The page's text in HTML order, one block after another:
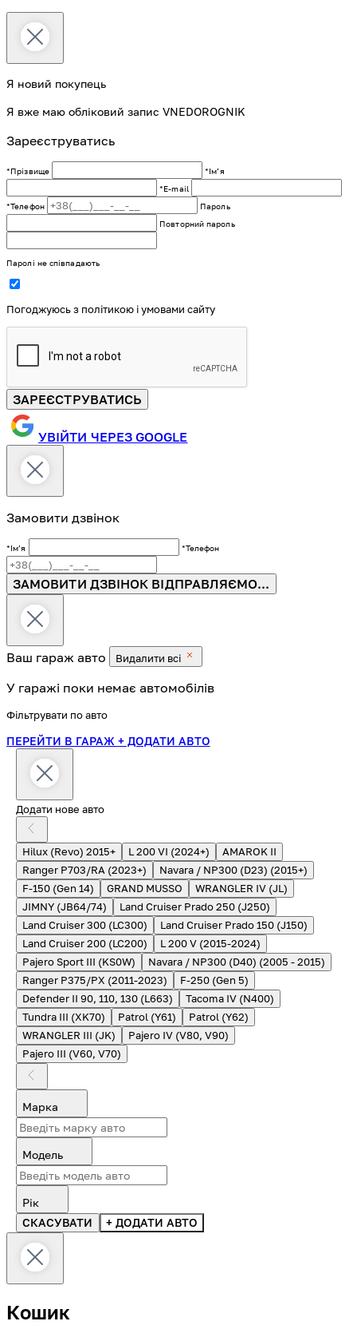
Я новий покупець
Я вже маю обліковий запис VNEDOROGNIK
Зареєструватись
*Прізвище
*Імʼя
*E-mail
*Телефон
Пароль
Повторний пароль
Паролі не співпадають
Погоджуюсь з політикою і умовами сайту
ЗАРЕЄСТРУВАТИСЬ
УВІЙТИ ЧЕРЕЗ GOOGLE
Замовити дзвінок
*Імʼя *Телефон
ЗАМОВИТИ ДЗВІНОК ВІДПРАВЛЯЄМО...
Ваш гараж авто Видалити всі
У гаражі поки немає автомобілів
Фільтрувати по авто
ПЕРЕЙТИ В ГАРАЖ + ДОДАТИ АВТО
Додати нове авто
Hilux (Revo) 2015+ L 200 VI (2024+)
AMAROK II
Ranger P703/RA (2023+)
Navara / NP300 (D23) (2015+)
F-150 (Gen 14)
GRAND MUSSO
WRANGLER IV (JL)
JIMNY (JB64/74)
Land Cruiser Prado 250 (J250)
Land Cruiser 300 (LC300)
Land Cruiser Prado 150 (J150)
Land Cruiser 200 (LC200)
L 200 V (2015-2024)
Pajero Sport III (KS0W)
Navara / NP300 (D40) (2005 - 2015)
Ranger P375/PX (2011-2023)
F-250 (Gen 5)
Defender II 90, 110, 130 (L663)
Tacoma IV (N400)
Tundra III (XK70)
Patrol (Y61)
Patrol (Y62)
WRANGLER III (JK)
Pajero IV (V80, V90)
Pajero III (V60, V70)
Марка
Модель
Рік
СКАСУВАТИ
+ ДОДАТИ АВТО
Кошик